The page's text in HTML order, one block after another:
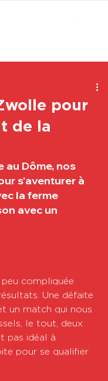
pour
de la
au Dôme, nos
s'aventurer à
la ferme
avec un
compliquée
Une défaite
un match qui nous
le tout, deux
pas idéal à
pour se qualifier